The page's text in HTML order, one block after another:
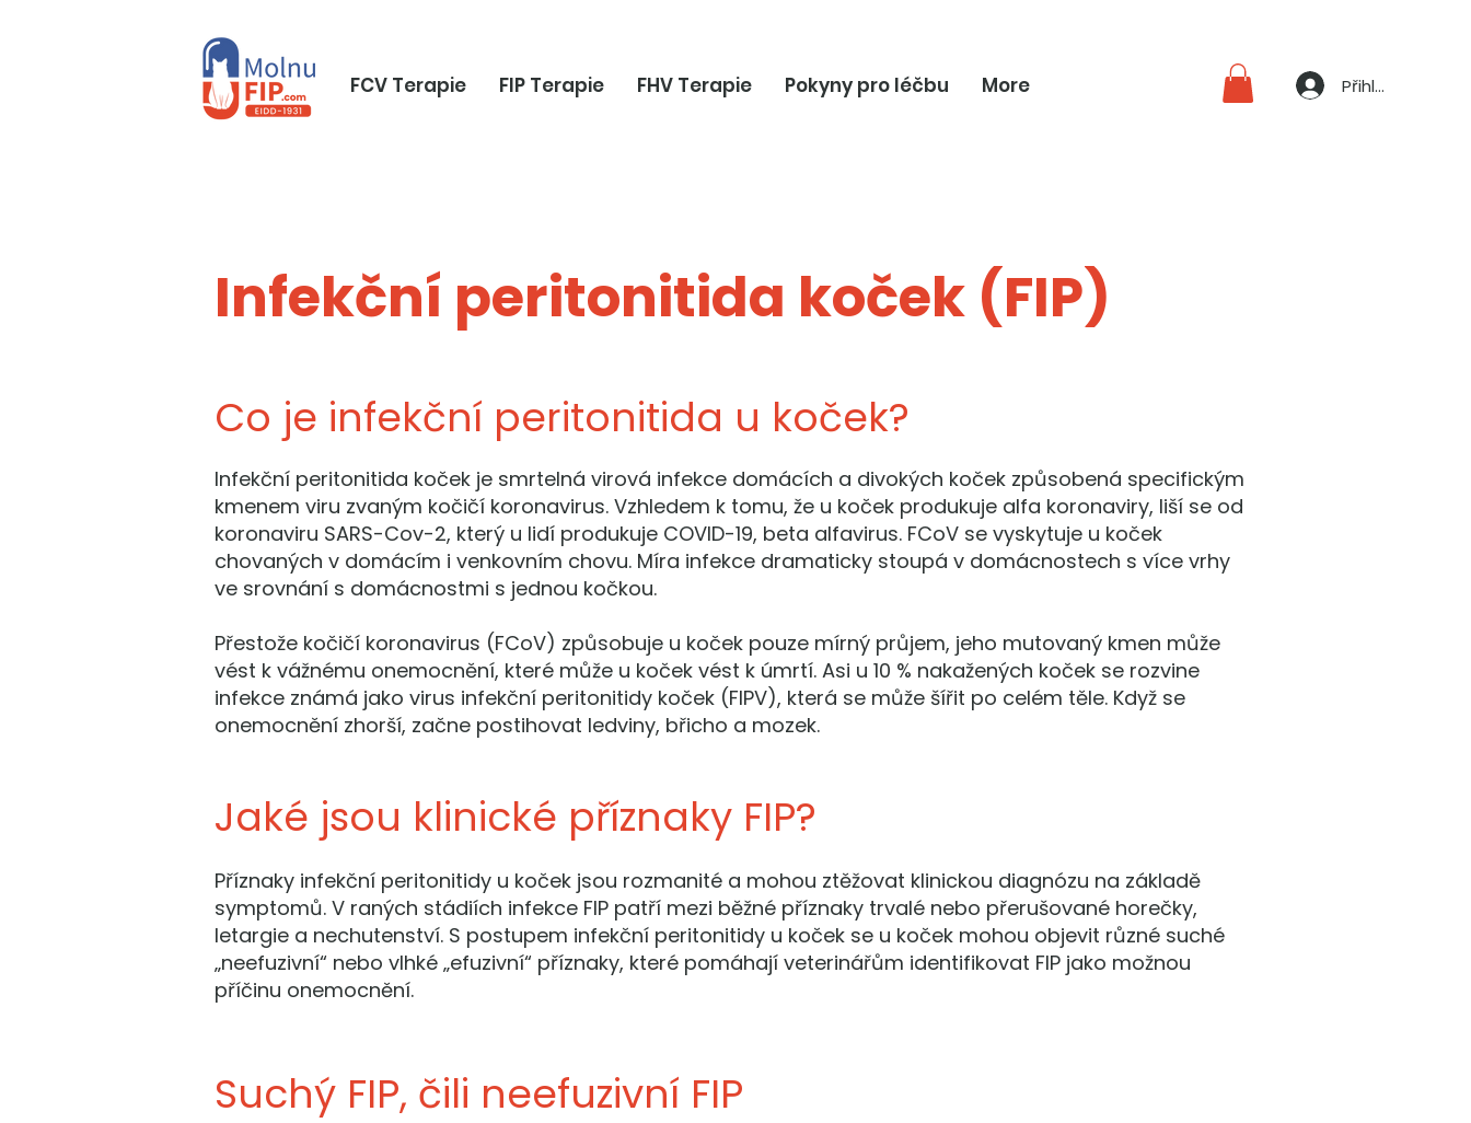
FCV Terapie FIP Terapie FHV Terapie Pokyny pro léčbu More Přihlásit se
Infekční peritonitida koček (FIP)
Co je infekční peritonitida u koček?
Infekční peritonitida koček je smrtelná virová infekce domácích a divokých koček způsobená specifickým
kmenem viru zvaným kočičí koronavirus. Vzhledem k tomu, že u koček produkuje alfa koronaviry, liší se od
koronaviru SARS-Cov-2, který u lidí produkuje COVID-19, beta alfavirus. FCoV se vyskytuje u koček
chovaných v domácím i venkovním chovu. Míra infekce dramaticky stoupá v domácnostech s více vrhy
ve srovnání s domácnostmi s jednou kočkou.
Přestože kočičí koronavirus (FCoV) způsobuje u koček pouze mírný průjem, jeho mutovaný kmen může
vést k vážnému onemocnění, které může u koček vést k úmrtí. Asi u 10 % nakažených koček se rozvine
infekce známá jako virus infekční peritonitidy koček (FIPV), která se může šířit po celém těle. Když se
onemocnění zhorší, začne postihovat ledviny, břicho a mozek.
Jaké jsou klinické příznaky FIP?
Příznaky infekční peritonitidy u koček jsou rozmanité a mohou ztěžovat klinickou diagnózu na základě
symptomů. V raných stádiích infekce FIP patří mezi běžné příznaky trvalé nebo přerušované horečky,
letargie a nechutenství. S postupem infekční peritonitidy u koček se u koček mohou objevit různé suché
„neefuzivní“ nebo vlhké „efuzivní“ příznaky, které pomáhají veterinářům identifikovat FIP jako možnou
příčinu onemocnění.
Suchý FIP, čili neefuzivní FIP